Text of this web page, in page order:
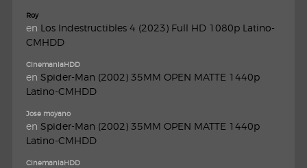
Roy
en Los Indestructibles 4 (2023) Full HD 1080p Latino-
CMHDD
CinemaniaHDD
en Spider-Man (2002) 35MM OPEN MATTE 1440p
Latino-CMHDD
Jose moyano
en Spider-Man (2002) 35MM OPEN MATTE 1440p
Latino-CMHDD
CinemaniaHDD